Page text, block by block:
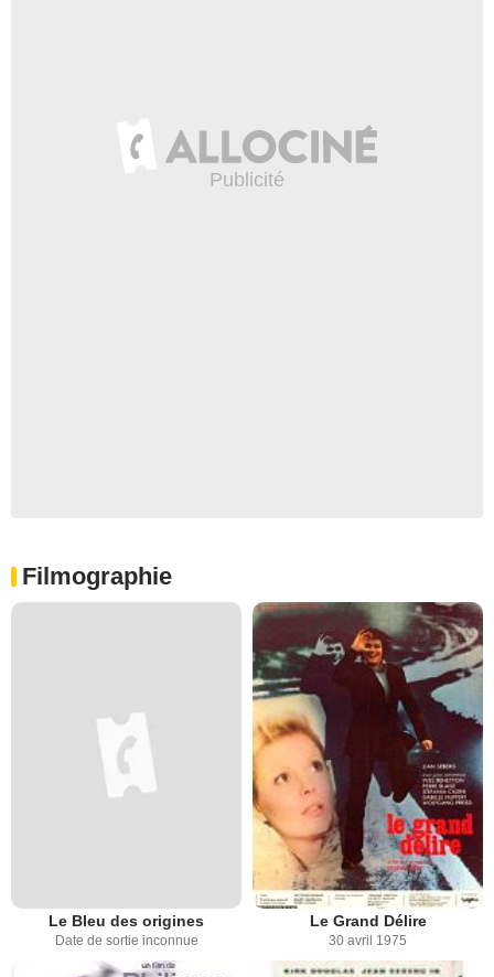
Filmographie
Le Bleu des origines
Date de sortie inconnue
Le Grand Délire
30 avril 1975